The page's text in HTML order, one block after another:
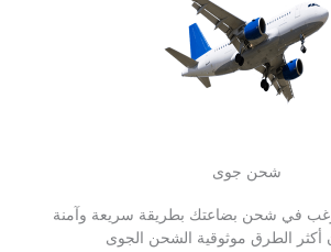
شحن جوى
في شحن بضاعتك بطريقة سريعة وآمنة
أكثر الطرق موثوقية الشحن الجوى